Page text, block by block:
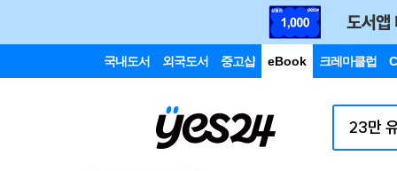
국내도서 외국도서 중고샵 eBook 크레마클럽